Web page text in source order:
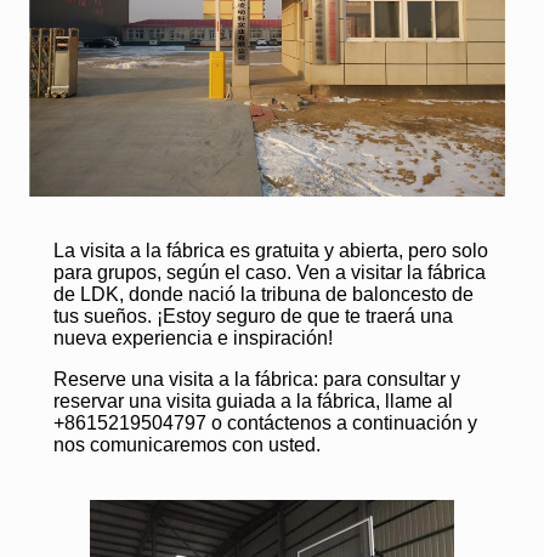
La visita a la fábrica es gratuita y abierta, pero solo
para grupos, según el caso. Ven a visitar la fábrica
de LDK, donde nació la tribuna de baloncesto de
tus sueños. ¡Estoy seguro de que te traerá una
nueva experiencia e inspiración!
Reserve una visita a la fábrica: para consultar y
reservar una visita guiada a la fábrica, llame al
+8615219504797 o contáctenos a continuación y
nos comunicaremos con usted.